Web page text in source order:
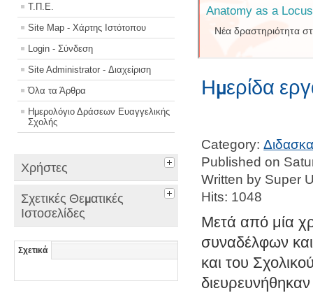
Τ.Π.Ε.
Site Map - Χάρτης Ιστότοπου
Login - Σύνδεση
Site Administrator - Διαχείριση
Όλα τα Άρθρα
Ημερολόγιο Δράσεων Ευαγγελικής
Σχολής
Χρήστες
Σχετικές Θεματικές
Ιστοσελίδες
Σχετικά
Ημερίδα
Category:
Published on
Written by Super
Hits: 1048
Μετά από μία
συναδέλφων
και του